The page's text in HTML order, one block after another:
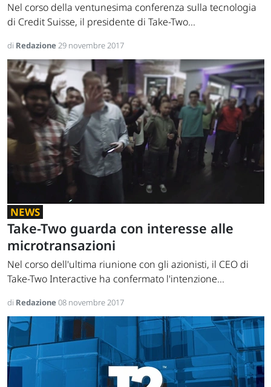
Nel corso della ventunesima conferenza sulla tecnologia
di Credit Suisse, il presidente di Take-Two...
di Redazione29 novembre 2017
NEWS
Take-Two guarda con interesse alle
microtransazioni
Nel corso dell'ultima riunione con gli azionisti, il CEO di
Take-Two Interactive ha confermato l'intenzione...
di Redazione08 novembre 2017